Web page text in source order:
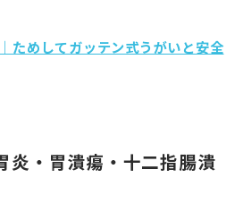
ためしてガッテン式うがいと安全
炎・胃潰瘍・十二指腸潰